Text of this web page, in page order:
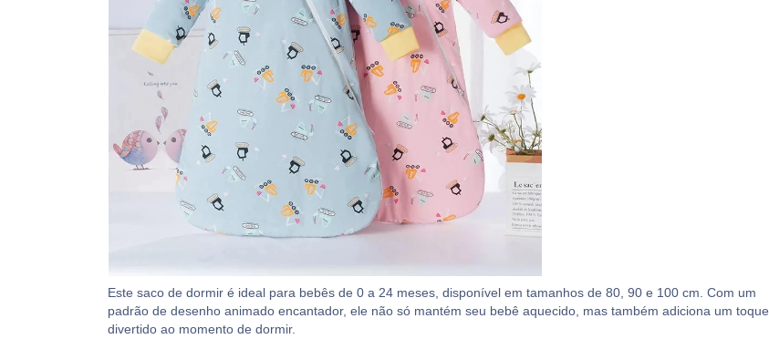
Este saco de dormir é ideal para bebês de 0 a 24 meses, disponível em tamanhos de 80, 90 e 100 cm. Com um
padrão de desenho animado encantador, ele não só mantém seu bebê aquecido, mas também adiciona um toque
divertido ao momento de dormir.